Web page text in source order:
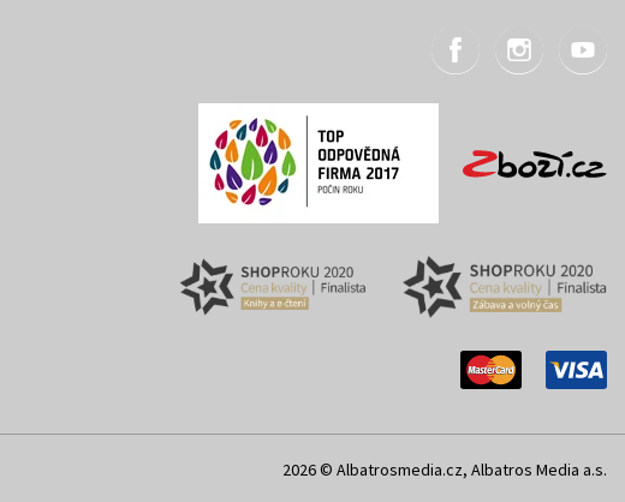
2026 © Albatrosmedia.cz, Albatros Media a.s.